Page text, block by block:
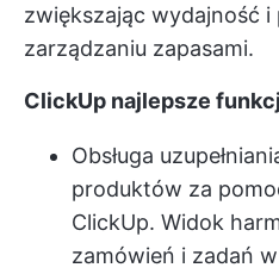
zwiększając wydajność
zarządzaniu zapasami.
ClickUp najlepsze
Obsługa
produktów za
ClickUp. Widok
zamówień i zadań